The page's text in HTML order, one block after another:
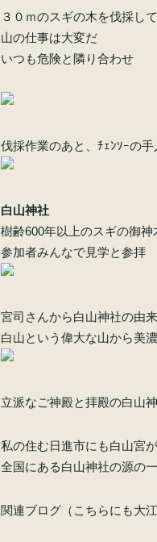
３０ｍのスギの木を伐採し
山の仕事は大変だ
いつも危険と隣り合わせ
伐採作業のあと、ﾁｪﾝｿｰの
白山神社
樹齢600年以上のスギの御神
参加者みんなで見学と参拝
宮司さんから白山神社の由
白山という偉大な山から美
立派なご神殿と拝殿の白山
私の住む日進市にも白山宮
全国にある白山神社の源の
関連ブログ（こちらにも大